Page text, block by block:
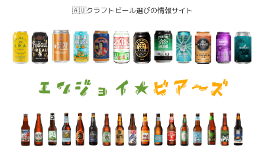
🇦🇺クラフトビール選びの情報サイト